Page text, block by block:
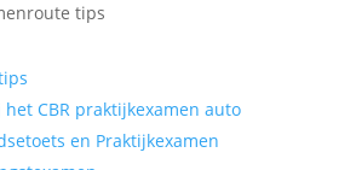
tips
CBR praktijkexamen auto
en Praktijkexamen